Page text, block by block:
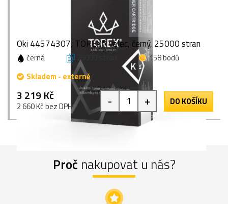
Oki 44574307, TOREX® válec, černý, 25000 stran
černá 25000 stran
158 bodů
Skladem - externě
3 219 Kč
2 660 Kč bez DPH - + DO KOŠÍKU
Proč nakupovat u nás?